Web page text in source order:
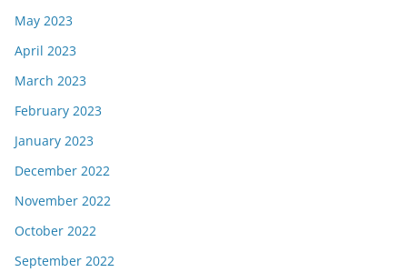
May 2023
April 2023
March 2023
February 2023
January 2023
December 2022
November 2022
October 2022
September 2022